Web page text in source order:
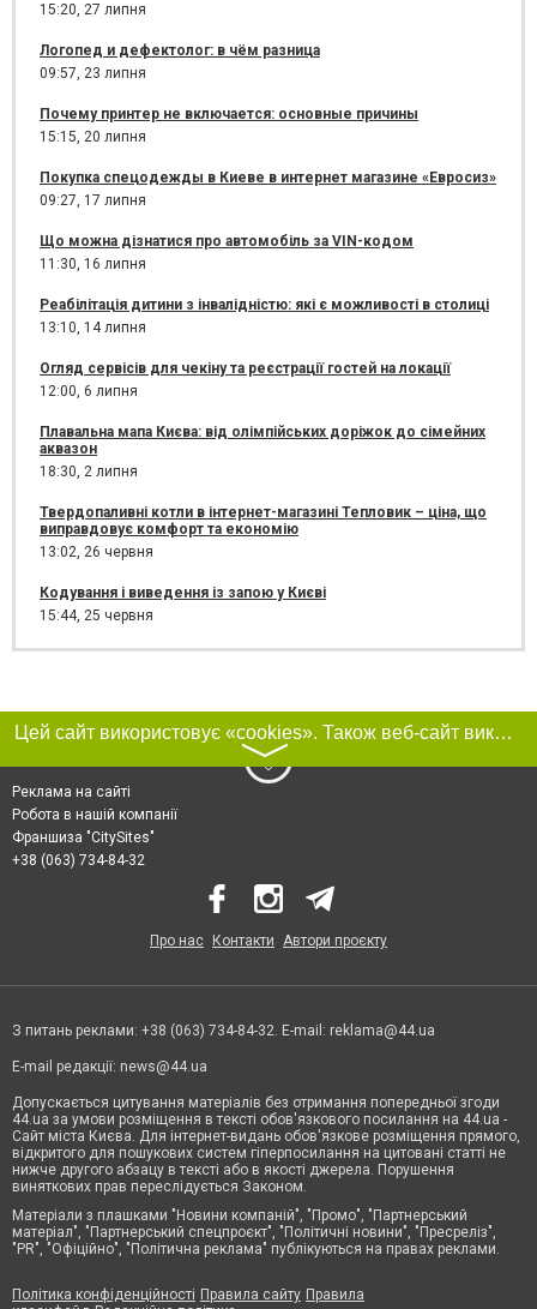
15:20, 27 липня
Логопед и дефектолог: в чём разница
09:57, 23 липня
Почему принтер не включается: основные причины
15:15, 20 липня
Покупка спецодежды в Киеве в интернет магазине «Евросиз»
09:27, 17 липня
Що можна дізнатися про автомобіль за VIN-кодом
11:30, 16 липня
Реабілітація дитини з інвалідністю: які є можливості в столиці
13:10, 14 липня
Огляд сервісів для чекіну та реєстрації гостей на локації
12:00, 6 липня
Плавальна мапа Києва: від олімпійських доріжок до сімейних
аквазон
18:30, 2 липня
Твердопаливні котли в інтернет-магазині Тепловик – ціна, що
виправдовує комфорт та економію
13:02, 26 червня
Кодування і виведення із запою у Києві
15:44, 25 червня
Цей сайт використовує «cookies». Також веб-сайт використовує інтернет-сервіс для збору технічних даних стосовно відвідувачів з метою отримання маркетингової та статистичної інформації. Умови обробки даних відвідувачів сайту див.
〉
Реклама на сайті
Робота в нашій компанії
Франшиза "CitySites"
+38 (063) 734-84-32
Про нас Контакти Автори проєкту
З питань реклами: +38 (063) 734-84-32. E-mail: reklama@44.ua
E-mail редакції: news@44.ua
Допускається цитування матеріалів без отримання попередньої згоди
44.ua за умови розміщення в тексті обов'язкового посилання на 44.ua -
Сайт міста Києва. Для інтернет-видань обов'язкове розміщення прямого,
відкритого для пошукових систем гіперпосилання на цитовані статті не
нижче другого абзацу в тексті або в якості джерела. Порушення
виняткових прав переслідується Законом.
Матеріали з плашками "Новини компаній", "Промо", "Партнерський
матеріал", "Партнерський спецпроєкт", "Політичні новини", "Пресреліз",
"PR", "Офіційно", "Політична реклама" публікуються на правах реклами.
Політика конфіденційності Правила сайту Правила